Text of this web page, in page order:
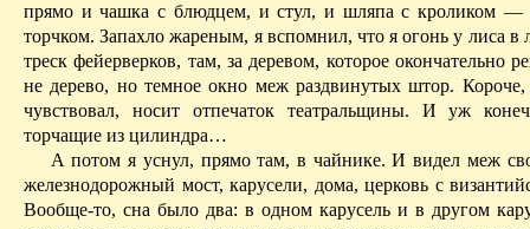
прямо и чашка с блюдцем, и стул, и шляпа с кроликом —
торчком. Запахложареным, я вспомнил, что я огонь у лиса
треск фейерверков, там, за деревом, которое окончательно
не дерево, но темное окно меж раздвинутых штор. Короче,
чувствовал, носит отпечаток театральщины. И уж
торчащие из цилиндра…
А потом я уснул, прямо там, в чайнике. И видел меж
железнодорожный мост, карусели, дома, церковь с
Вообще-то, сна было два: в одном карусель и в другом